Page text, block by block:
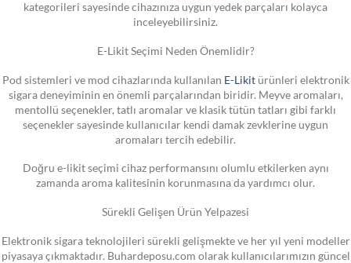
kategorileri sayesinde cihazınıza uygun yedek parçaları kolayca
inceleyebilirsiniz.
E-Likit Seçimi Neden Önemlidir?
Pod sistemleri ve mod cihazlarında kullanılan E-Likitürünleri elektronik
sigara deneyiminin en önemli parçalarından biridir. Meyve aromaları,
mentollü seçenekler, tatlı aromalar ve klasik tütün tatları gibi farklı
seçenekler sayesinde kullanıcılar kendi damak zevklerine uygun
aromaları tercih edebilir.
Doğru e-likit seçimi cihaz performansını olumlu etkilerken aynı
zamanda aroma kalitesinin korunmasına da yardımcı olur.
Sürekli Gelişen Ürün Yelpazesi
Elektronik sigara teknolojileri sürekli gelişmekte ve her yıl yeni modeller
piyasaya çıkmaktadır. Buhardeposu.com olarak kullanıcılarımızın güncel